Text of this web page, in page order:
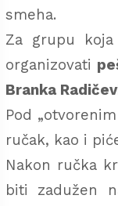
smeha.
Za grupu
organizovati
Branka
Pod
ručak, kao i
Nakon ručka
biti zadužen